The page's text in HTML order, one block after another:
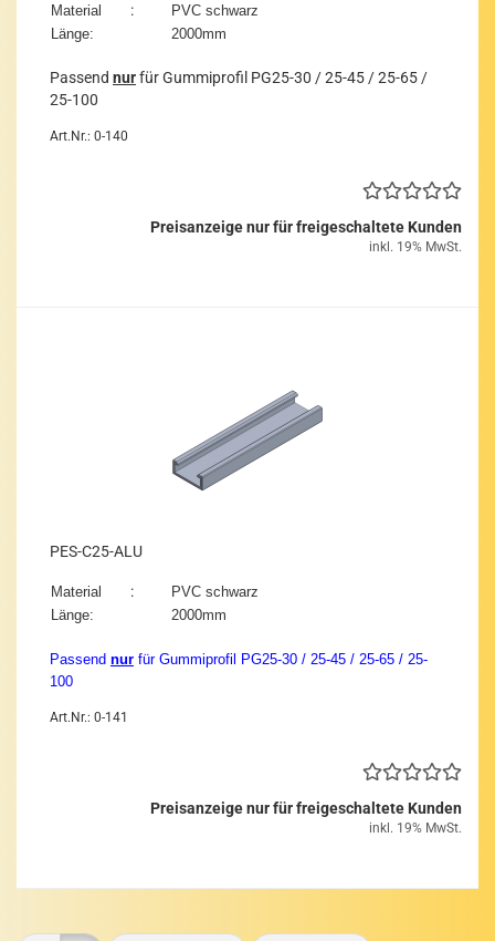
Ma­te­ri­al :
PVC schwarz
Länge:
2000mm
Pas­send nurfür Gum­mi­pro­fil PG25-​30 / 25-45 / 25-65 /
25-​100
Art.Nr.: 0-140
Preisanzeige nur für freigeschaltete Kunden
inkl. 19% MwSt.
PES-​C25-​ALU
Ma­te­ri­al :
PVC schwarz
Länge:
2000mm
Pas­send nur für Gum­mi­pro­fil PG25-​30 / 25-45 / 25-65 / 25-​
100
Art.Nr.: 0-141
Preisanzeige nur für freigeschaltete Kunden
inkl. 19% MwSt.